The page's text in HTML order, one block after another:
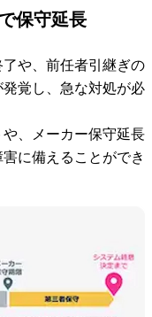
保守延長
や、前任者引継ぎの
覚し、急な対処が必
、メーカー保守延長
に備えることができ